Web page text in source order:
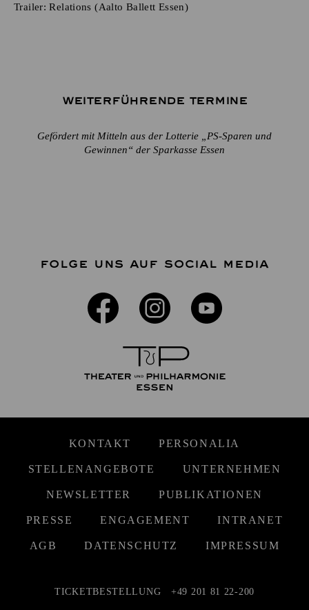
Trailer: Relations (Aalto Ballett Essen)
Weiterführende Termine
Gefördert mit Mitteln aus der Lotterie „PS-Sparen und
Gewinnen“ der Sparkasse Essen
FOLGE UNS AUF SOCIAL MEDIA
KONTAKT PERSONALIA
STELLENANGEBOTE UNTERNEHMEN
NEWSLETTER PUBLIKATIONEN
PRESSE ENGAGEMENT INTRANET
AGB DATENSCHUTZ IMPRESSUM
TICKETBESTELLUNG +49 201 81 22-200